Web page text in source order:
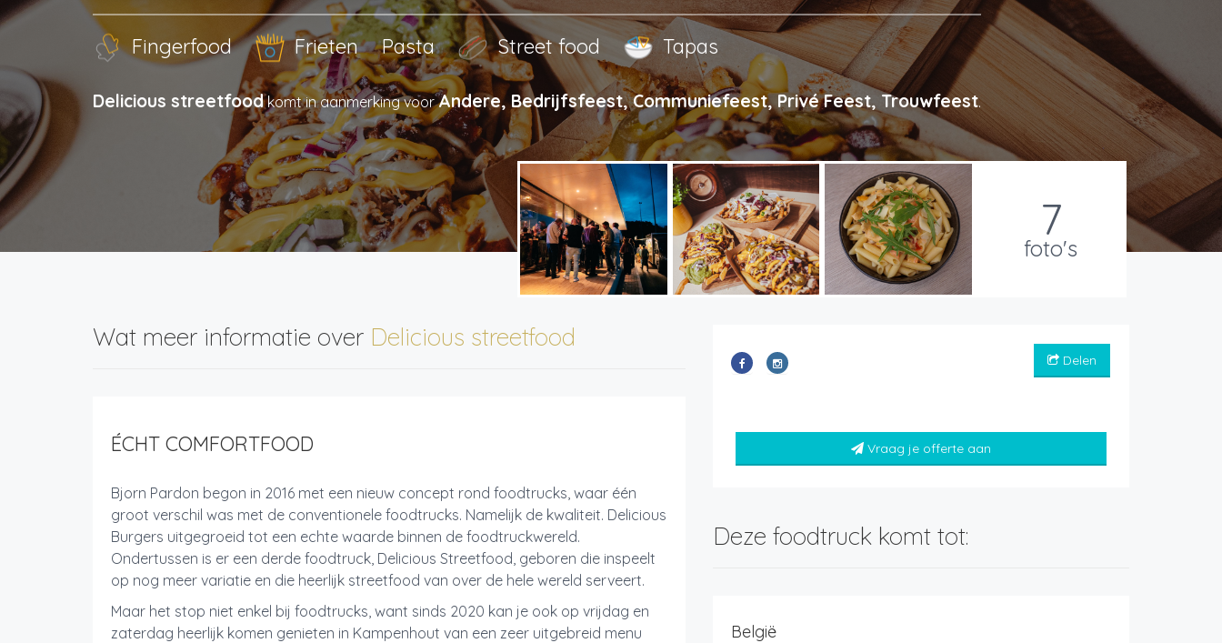
Fingerfood Frieten Pasta Street food Tapas
Delicious streetfoodkomt in aanmerking voorAndere, Bedrijfsfeest, Communiefeest, Privé Feest, Trouwfeest.
7
foto's
Wat meer informatie over Delicious streetfood
ÉCHT COMFORTFOOD
Bjorn Pardon begon in 2016 met een nieuw concept rond foodtrucks, waar één
groot verschil was met de conventionele foodtrucks. Namelijk de kwaliteit. Delicious
Burgers uitgegroeid tot een echte waarde binnen de foodtruckwereld.
Ondertussen is er een derde foodtruck, Delicious Streetfood, geboren die inspeelt
op nog meer variatie en die heerlijk streetfood van over de hele wereld serveert.
Maar het stop niet enkel bij foodtrucks, want sinds 2020 kan je ook op vrijdag en
zaterdag heerlijk komen genieten in Kampenhout van een zeer uitgebreid menu
Delen
Vraag je offerte aan
Deze foodtruck komt tot:
België